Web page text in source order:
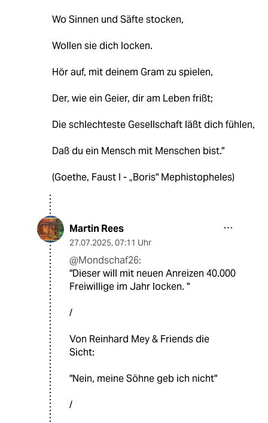
Wo Sinnen und Säfte stocken,
Wollen sie dich locken.
Hör auf, mit deinem Gram zu spielen,
Der, wie ein Geier, dir am Leben frißt;
Die schlechteste Gesellschaft läßt dich fühlen,
Daß du ein Mensch mit Menschen bist."
(Goethe, Faust I - „Boris" Mephistopheles)
Martin Rees
27.07.2025, 07:11 Uhr
@Mondschaf26:
"Dieser will mit neuen Anreizen 40.000
Freiwillige im Jahr locken. "
/
Von Reinhard Mey & Friends die
Sicht:
"Nein, meine Söhne geb ich nicht"
/